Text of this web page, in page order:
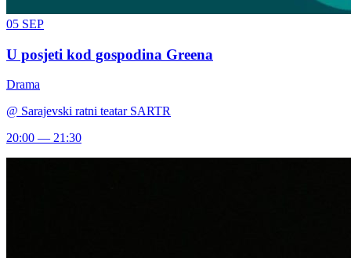
05 SEP
U posjeti kod gospodina Greena
Drama
@ Sarajevski ratni teatar SARTR
20:00 — 21:30